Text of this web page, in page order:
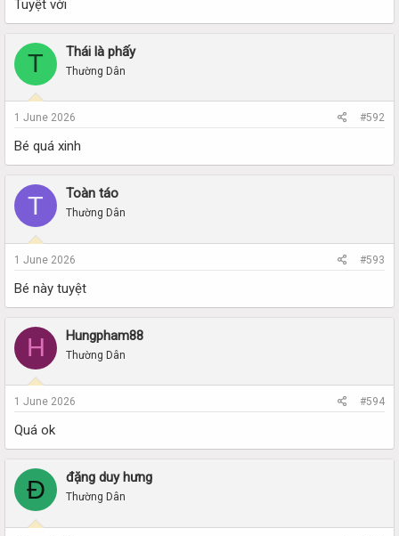
Tuyệt vời
T Thái là phấy
Thường Dân
1 June 2026 #592
Bé quá xinh
T Toàn táo
Thường Dân
1 June 2026 #593
Bé này tuyệt
H Hungpham88
Thường Dân
1 June 2026 #594
Quá ok
Đ đặng duy hưng
Thường Dân